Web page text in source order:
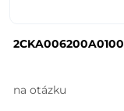
2CKA006200A0100
na otázku